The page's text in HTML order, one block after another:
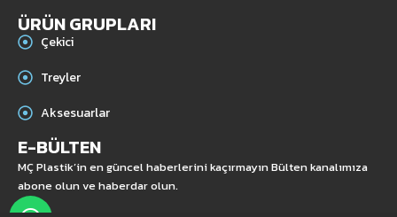
ÜRÜN GRUPLARI
Çekici
Treyler
Aksesuarlar
E-BÜLTEN
MÇ Plastik’in en güncel haberlerini kaçırmayın Bülten kanalımıza
abone olun ve haberdar olun.